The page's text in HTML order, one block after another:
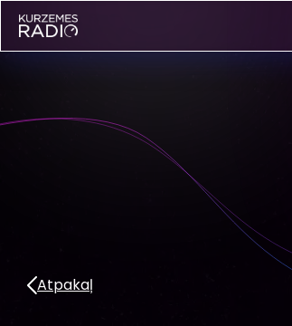
Atpakaļ